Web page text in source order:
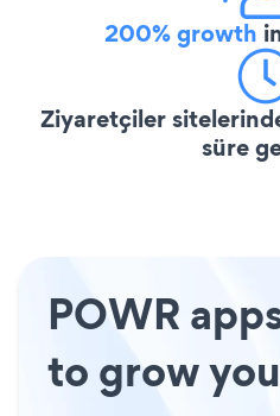
200% growth
Ziyaretçiler
süre
POWR
to grow